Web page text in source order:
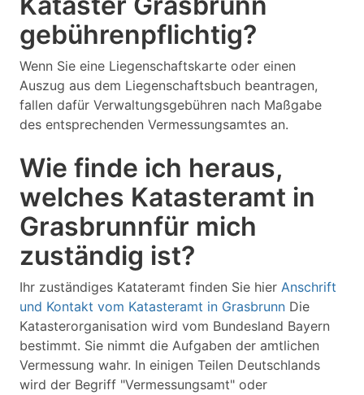
gebührenpflichtig?
Wenn Sie eine Liegenschaftskarte oder einen
Auszug aus dem Liegenschaftsbuch beantragen,
fallen dafür Verwaltungsgebühren nach Maßgabe
des entsprechenden Vermessungsamtes an.
Wie finde ich heraus,
welches Katasteramt in
Grasbrunnfür mich
zuständig ist?
Ihr zuständiges Katateramt finden Sie hier Anschrift
und Kontakt vom Katasteramt in Grasbrunn Die
Katasterorganisation wird vom Bundesland Bayern
bestimmt. Sie nimmt die Aufgaben der amtlichen
Vermessung wahr. In einigen Teilen Deutschlands
wird der Begriff "Vermessungsamt" oder